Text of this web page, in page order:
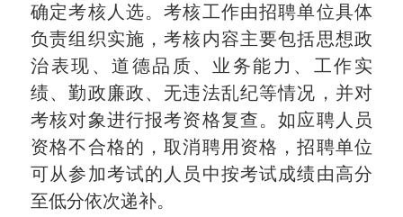
确定考核人选。考核工作由招聘单位具体
负责组织实施，考核内容主要包括思想政
治表现、道德品质、业务能力、工作实
绩、勤政廉政、无违法乱纪等情况，并对
考核对象进行报考资格复查。如应聘人员
资格不合格的，取消聘用资格，招聘单位
可从参加考试的人员中按考试成绩由高分
至低分依次递补。